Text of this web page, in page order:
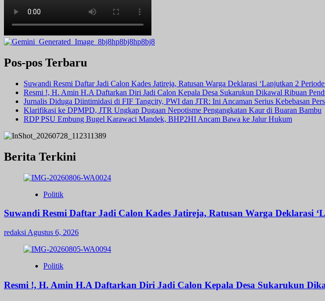
Pos-pos Terbaru
Suwandi Resmi Daftar Jadi Calon Kades Jatireja, Ratusan Warga Deklarasi ‘Lanjutkan 2
Resmi !, H. Amin H.A Daftarkan Diri Jadi Calon Kepala Desa Sukarukun Dikawal Ribuan
Jurnalis Diduga Diintimidasi di FIF Tangcity, PWI dan JTR: Ini Ancaman Serius Kebebasan Pers
Klarifikasi ke DPMPD, JTR Ungkap Dugaan Nepotisme Pengangkatan Kaur di Buaran Bambu
RDP PSU Embung Bugel Karawaci Mandek, BHP2HI Ancam Bawa ke Jalur Hukum
Berita Terkini
Politik
Suwandi Resmi Daftar Jadi Calon Kades Jatireja, Ratusan Warga Deklarasi
redaksi Agustus 6, 2026
Politik
Resmi !, H. Amin H.A Daftarkan Diri Jadi Calon Kepala Desa Sukarukun